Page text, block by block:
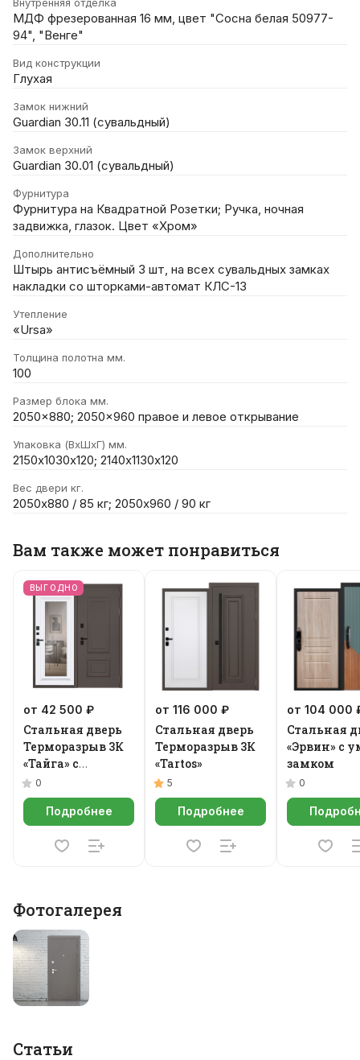
Внутренняя отделка
МДФ фрезерованная 16 мм, цвет "Сосна белая 50977-
94", "Венге"
Вид конструкции
Глухая
Замок нижний
Guardian 30.11 (сувальдный)
Замок верхний
Guardian 30.01 (сувальдный)
Фурнитура
Фурнитура на Квадратной Розетки; Ручка, ночная
задвижка, глазок. Цвет «Хром»
Дополнительно
Штырь антисъёмный 3 шт, на всех сувальдных замках
накладки со шторками-автомат КЛС-13
Утепление
«Ursa»
Толщина полотна мм.
100
Размер блока мм.
2050x880; 2050x960 правое и левое открывание
Упаковка (ВхШхГ) мм.
2150х1030х120; 2140х1130х120
Вес двери кг.
2050х880 / 85 кг; 2050х960 / 90 кг
Вам также может понравиться
ВЫГОДНО
от 42 500 ₽
Стальная дверь
Терморазрыв 3К
«Тайга» с
зеркалом
0
Подробнее
от 116 000 ₽
Стальная дверь
Терморазрыв 3К
«Tartos»
5
Подробнее
от 104 000
Стальная
«Эрвин» с
замком
0
Фотогалерея
Статьи